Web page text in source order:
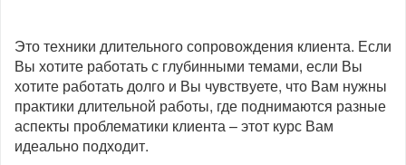
Это техники длительного сопровождения клиента. Если
Вы хотите работать с глубинными темами, если Вы
хотите работать долго и Вы чувствуете, что Вам нужны
практики длительной работы, где поднимаются разные
аспекты проблематики клиента – этот курс Вам
идеально подходит.